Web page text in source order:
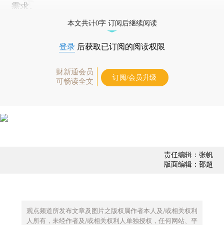
需求。
本文共计0字 订阅后继续阅读
登录 后获取已订阅的阅读权限
财新通会员
可畅读全文
订阅/会员升级
责任编辑：张帆
版面编辑：邵超
观点频道所发布文章及图片之版权属作者本人及/或相关权利
人所有，未经作者及/或相关权利人单独授权，任何网站、平